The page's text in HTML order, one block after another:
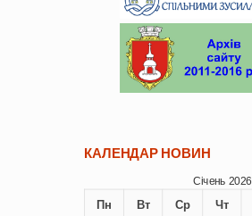
КАЛЕНДАР НОВИН
Січень 2026
Пн Вт Ср Чт